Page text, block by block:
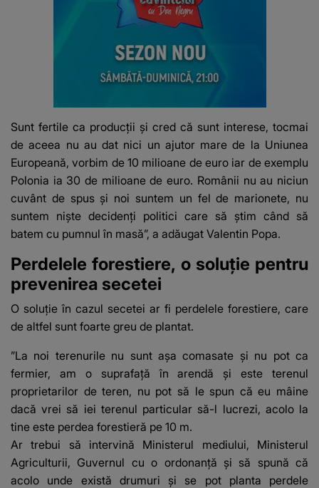
Sunt fertile ca producții și cred că sunt interese, tocmai
de aceea nu au dat nici un ajutor mare de la Uniunea
Europeană, vorbim de 10 milioane de euro iar de exemplu
Polonia ia 30 de milioane de euro. Românii nu au niciun
cuvânt de spus și noi suntem un fel de marionete, nu
suntem niște decidenți politici care să știm când să
batem cu pumnul în masă”, a adăugat Valentin Popa.
Perdelele forestiere, o soluție pentru
prevenirea secetei
O soluție în cazul secetei ar fi perdelele forestiere, care
de altfel sunt foarte greu de plantat.
”La noi terenurile nu sunt așa comasate și nu pot ca
fermier, am o suprafață în arendă și este terenul
proprietarilor de teren, nu pot să le spun că eu mâine
dacă vrei să iei terenul particular să-l lucrezi, acolo la
tine este perdea forestieră pe 10 m.
Ar trebui să intervină Ministerul mediului, Ministerul
Agriculturii, Guvernul cu o ordonanță și să spună că
acolo unde există drumuri și se pot planta perdele